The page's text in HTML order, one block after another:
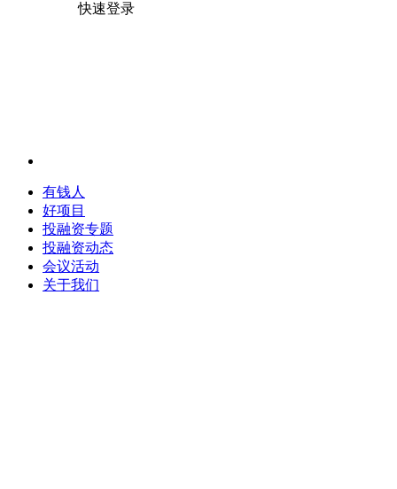
快速登录
有钱人
好项目
投融资专题
投融资动态
会议活动
关于我们